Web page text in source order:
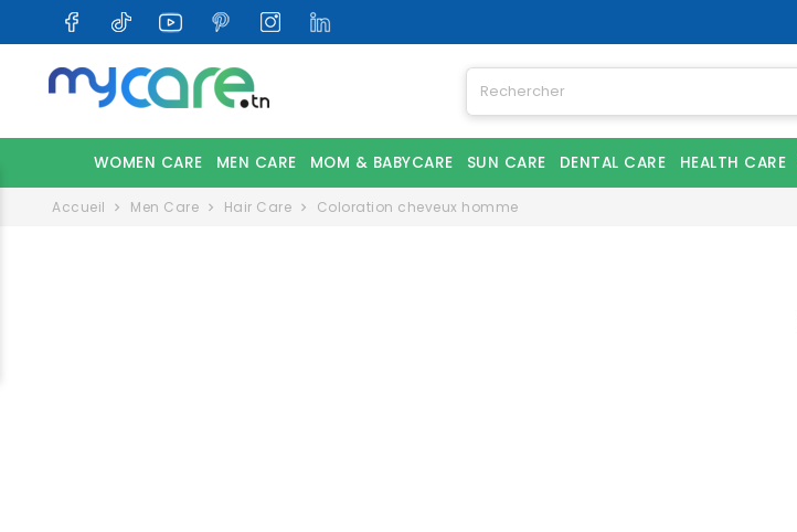
WOMEN CARE MEN CARE MOM & BABYCARE SUN CARE DENTAL CARE HEALTH CARE
Accueil Men Care Hair Care Coloration cheveux homme